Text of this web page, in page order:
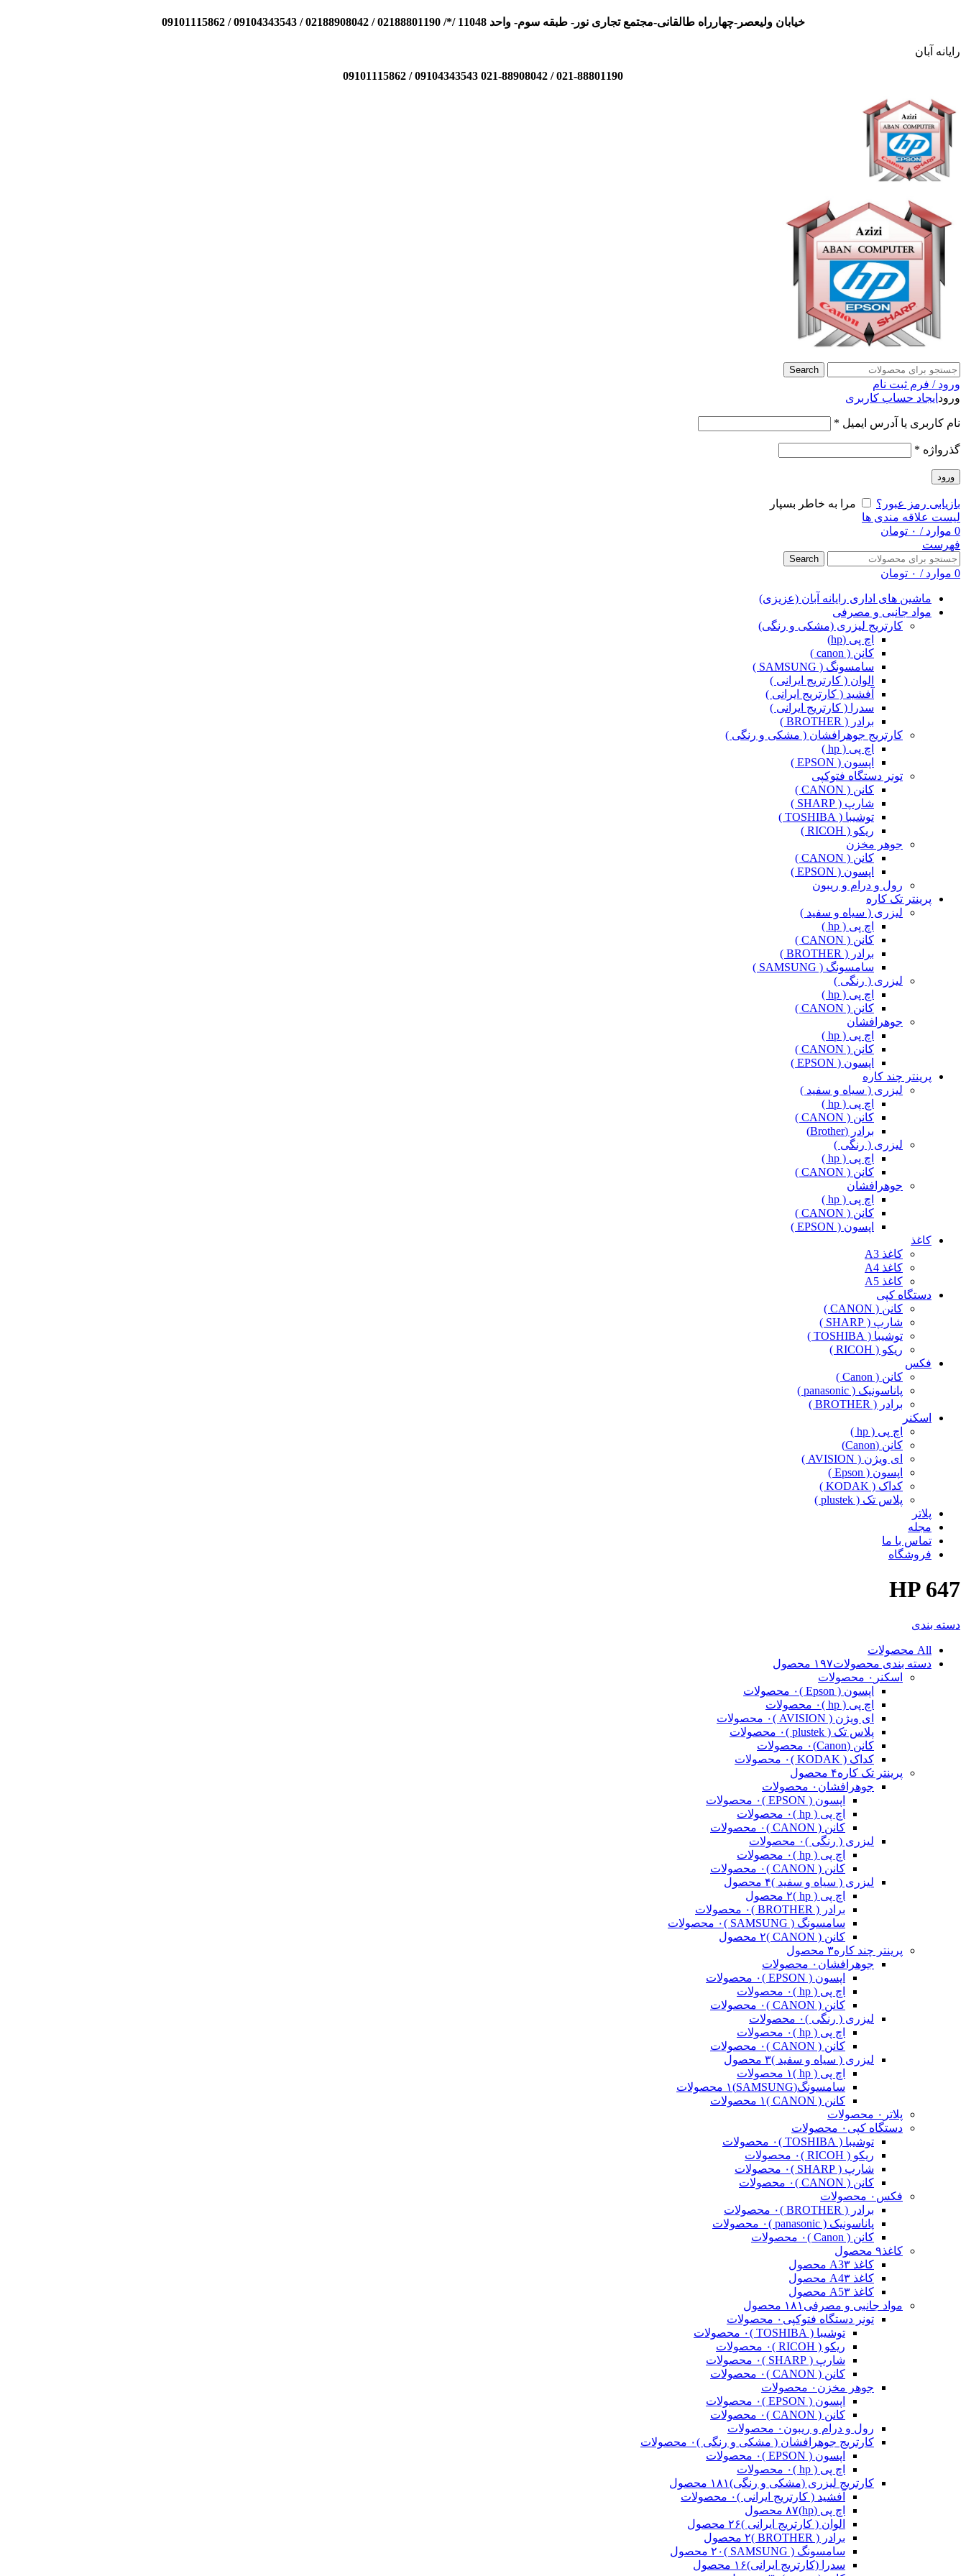
خیابان ولیعصر-چهارراه طالقانی-مجتمع تجاری نور- طبقه سوم- واحد 11048 /*/ 02188801190 / 02188908042 / 09104343543 / 09101115862
رایانه آبان
021-88801190 / 021-88908042 09104343543 / 09101115862
Search
ورود / فرم ثبت نام
ورود ایجاد حساب کاربری
نام کاربری یا آدرس ایمیل *
گذرواژه *
ورود
بازیابی رمز عبور؟
مرا به خاطر بسپار
لیست علاقه مندی ها
0 موارد / ۰ تومان
فهرست
Search
0 موارد / ۰ تومان
ماشین های اداری رایانه آبان (عزیزی)
مواد جانبی و مصرفی
کارتریج لیزری (مشکی و رنگی)
اچ پی (hp)
کانن ( canon )
سامسونگ ( SAMSUNG )
الوان ( کارتریج ایرانی )
آفشید ( کارتریج ایرانی )
سدرا ( کارتریج ایرانی )
برادر ( BROTHER )
کارتریج جوهرافشان ( مشکی و رنگی )
اچ پی ( hp )
اپسون ( EPSON )
تونر دستگاه فتوکپی
کانن ( CANON )
شارپ ( SHARP )
توشیبا ( TOSHIBA )
ریکو ( RICOH )
جوهر مخزن
کانن ( CANON )
اپسون ( EPSON )
رول و درام و ریبون
پرینتر تک کاره
لیزری ( سیاه و سفید )
اچ پی ( hp )
کانن ( CANON )
برادر ( BROTHER )
سامسونگ ( SAMSUNG )
لیزری ( رنگی )
اچ پی ( hp )
کانن ( CANON )
جوهرافشان
اچ پی ( hp )
کانن ( CANON )
اپسون ( EPSON )
پرینتر چند کاره
لیزری ( سیاه و سفید )
اچ پی ( hp )
کانن ( CANON )
برادر (Brother)
لیزری ( رنگی )
اچ پی ( hp )
کانن ( CANON )
جوهرافشان
اچ پی ( hp )
کانن ( CANON )
اپسون ( EPSON )
کاغذ
کاغذ A3
کاغذ A4
کاغذ A5
دستگاه کپی
کانن ( CANON )
شارپ ( SHARP )
توشیبا ( TOSHIBA )
ریکو ( RICOH )
فکس
کانن ( Canon )
پاناسونیک ( panasonic )
برادر ( BROTHER )
اسکنر
اچ پی ( hp )
کانن (Canon)
ای ویژن ( AVISION )
اپسون ( Epson )
کداک ( KODAK )
پلاس تک ( plustek )
پلاتر
مجله
تماس با ما
فروشگاه
HP 647
دسته بندی
All محصولات
دسته بندی محصولات۱۹۷ محصول
اسکنر ۰ محصولات
اپسون ( Epson )
۰ محصولات
اچ پی ( hp )
۰ محصولات
ای ویژن ( AVISION )
۰ محصولات
پلاس تک ( plustek )
۰ محصولات
کانن (Canon)
۰ محصولات
کداک ( KODAK )
۰ محصولات
پرینتر تک کاره۴ محصول
جوهرافشان ۰ محصولات
اپسون ( EPSON )
۰ محصولات
اچ پی ( hp )
۰ محصولات
کانن ( CANON )
۰ محصولات
لیزری ( رنگی )۰ محصولات
اچ پی ( hp )
۰ محصولات
کانن ( CANON )
۰ محصولات
لیزری ( سیاه و سفید )۴ محصول
اچ پی ( hp )
۲ محصول
برادر ( BROTHER )
۰ محصولات
سامسونگ ( SAMSUNG )
۰ محصولات
کانن ( CANON )
۲ محصول
پرینتر چند کاره۳ محصول
جوهرافشان ۰ محصولات
اپسون ( EPSON )
۰ محصولات
اچ پی ( hp )
۰ محصولات
کانن ( CANON )
۰ محصولات
لیزری ( رنگی )۰ محصولات
اچ پی ( hp )
۰ محصولات
کانن ( CANON )
۰ محصولات
لیزری ( سیاه و سفید )۳ محصول
اچ پی ( hp )
۱ محصولات
سامسونگ(SAMSUNG)
۱ محصولات
کانن ( CANON )
۱ محصولات
پلاتر ۰ محصولات
دستگاه کپی ۰ محصولات
توشیبا ( TOSHIBA )
۰ محصولات
ریکو ( RICOH )
۰ محصولات
شارپ ( SHARP )
۰ محصولات
کانن ( CANON )
۰ محصولات
فکس ۰ محصولات
برادر ( BROTHER )
۰ محصولات
پاناسونیک ( panasonic )
۰ محصولات
کانن ( Canon )
۰ محصولات
کاغذ۹ محصول
کاغذ A3 ۳ محصول
کاغذ A4 ۳ محصول
کاغذ A5 ۳ محصول
مواد جانبی و مصرفی ۱۸۱ محصول
تونر دستگاه فتوکپی ۰ محصولات
توشیبا ( TOSHIBA )
۰ محصولات
ریکو ( RICOH )
۰ محصولات
شارپ ( SHARP )
۰ محصولات
کانن ( CANON )
۰ محصولات
جوهر مخزن ۰ محصولات
اپسون ( EPSON )
۰ محصولات
کانن ( CANON )
۰ محصولات
رول و درام و ریبون ۰ محصولات
کارتریج جوهرافشان ( مشکی و رنگی )۰ محصولات
اپسون ( EPSON )
۰ محصولات
اچ پی ( hp )
۰ محصولات
کارتریج لیزری (مشکی و رنگی)۱۸۱ محصول
آفشید ( کارتریج ایرانی )۰ محصولات
اچ پی (hp)
۸۷ محصول
الوان ( کارتریج ایرانی )۲۶ محصول
برادر ( BROTHER )
۲ محصول
سامسونگ ( SAMSUNG )
۲۰ محصول
سدرا (کارتریج ایرانی)۱۶ محصول